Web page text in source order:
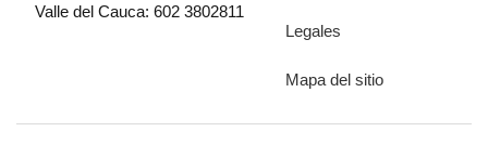
Valle del Cauca: 602 3802811
Legales
Mapa del sitio